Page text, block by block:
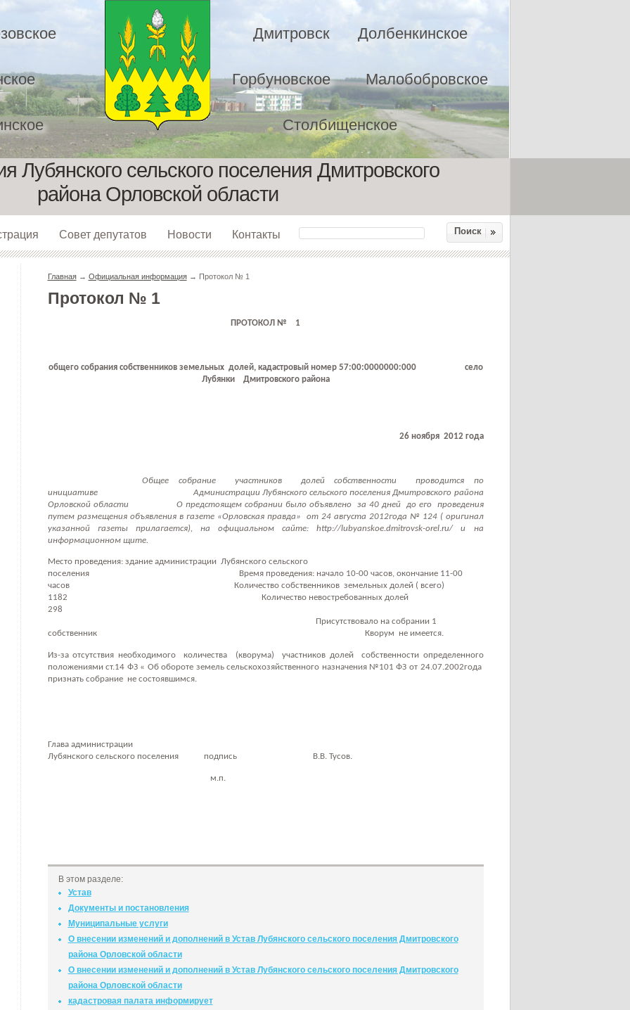
Дмитровск Долбенкинское
Горбуновское Малобобровское
Столбищенское
Совет депутатов Новости Контакты
Лубянского сельского поселения Дмитровского
района Орловской области
Поиск
Главная→ Официальная информация→ Протокол № 1
Протокол № 1
ПРОТОКОЛ № 1
общего собрания собственников земельных долей, кадастровый номер 57:00:0000000:000
село
Лубянки
Дмитровского района
26 ноября 2012 года
Общее собрание участников долей собственности
проводится по
инициативе
Администрации Лубянского сельского поселения Дмитровского района
Орловской области
О предстоящем собрании было объявлено за 40 дней до его
проведения
путем размещения объявления в газете «Орловская правда»
от 24 августа 2012года № 124 ( оригинал
указанной газеты прилагается), на официальном сайте: http://lubyanskoe.dmitrovsk-orel.ru/ и на
информационном щите.
Место проведения: здание администрации Лубянского сельского
поселения
Время проведения: начало 10-00 часов, окончание 11-00
часов
Количество собственников земельных долей ( всего)
1182
Количество невостребованных долей
298
Присутствовало на собрании 1
собственник
Кворум не имеется.
Из-за отсутствия необходимого количества (кворума) участников долей
собственности определенного
положениями ст.14 ФЗ « Об обороте земель сельскохозяйственного назначения №101 ФЗ от 24.07.2002года
признать собрание не состоявшимся.
Глава администрации
Лубянского сельского поселения
подпись В.В. Тусов.
м.п.
В этом разделе:
Устав
Документы и постановления
Муниципальные услуги
О внесении изменений и дополнений в Устав Лубянского сельского поселения Дмитровского
района Орловской области
О внесении изменений и дополнений в Устав Лубянского сельского поселения Дмитровского
района Орловской области
кадастровая палата информирует